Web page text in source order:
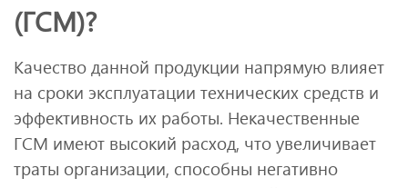
(ГСМ)?
Качество данной продукции напрямую влияет
на сроки эксплуатации технических средств и
эффективность их работы. Некачественные
ГСМ имеют высокий расход, что увеличивает
траты организации, способны негативно